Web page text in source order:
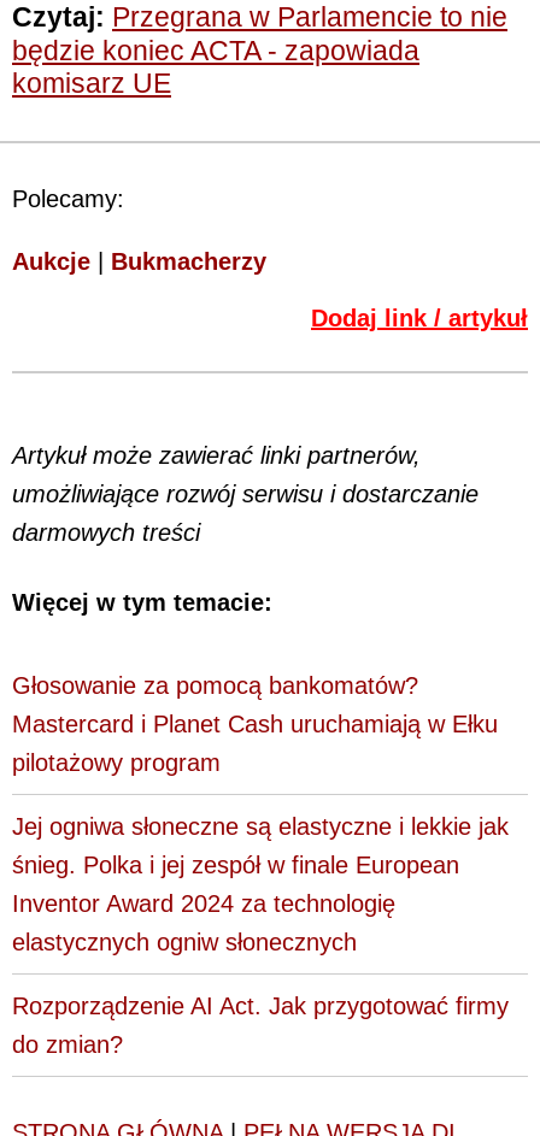
Czytaj: Przegrana w Parlamencie to nie
będzie koniec ACTA - zapowiada
komisarz UE
Polecamy:
Aukcje | Bukmacherzy
Dodaj link / artykuł
Artykuł może zawierać linki partnerów,
umożliwiające rozwój serwisu i dostarczanie
darmowych treści
Więcej w tym temacie:
Głosowanie za pomocą bankomatów?
Mastercard i Planet Cash uruchamiają w Ełku
pilotażowy program
Jej ogniwa słoneczne są elastyczne i lekkie jak
śnieg. Polka i jej zespół w finale European
Inventor Award 2024 za technologię
elastycznych ogniw słonecznych
Rozporządzenie AI Act. Jak przygotować firmy
do zmian?